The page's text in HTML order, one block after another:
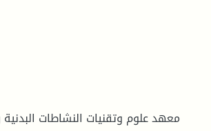
معهد علوم وتقنيات النشاطات البدنية